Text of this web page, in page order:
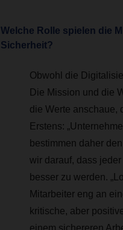
Welche Rolle spielen die
Sicherheit?
Obwohl die
Die Mission und die
die Werte anschaue,
Erstens:
bestimmen daher
wir darauf, dass
besser zu werden.
Mitarbeiter eng an
kritische, aber
einem sichereren